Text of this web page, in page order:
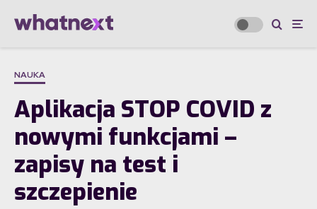
NAUKA
Aplikacja STOP COVID z
nowymi funkcjami –
zapisy na test i
szczepienie